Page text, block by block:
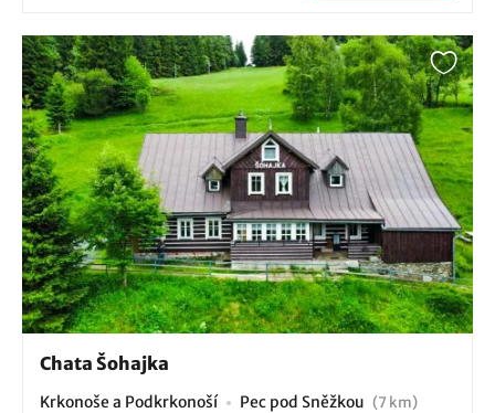
Chata Šohajka
Krkonoše a Podkrkonoší Pec pod Sněžkou (7 km)